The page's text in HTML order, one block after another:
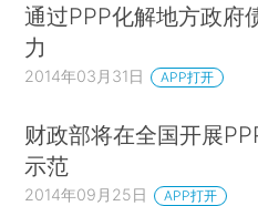
通过PPP化解地方政府
力
2014年03月31日 APP打开
财政部将在全国开展
示范
2014年09月25日 APP打开